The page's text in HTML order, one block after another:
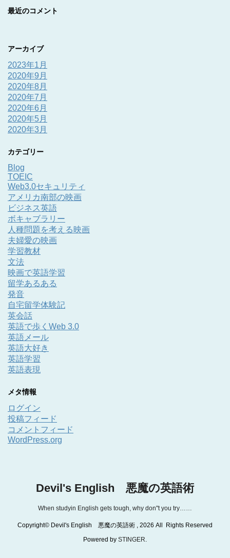
最近のコメント
アーカイブ
2023年1月
2020年9月
2020年8月
2020年7月
2020年6月
2020年5月
2020年3月
カテゴリー
Blog
TOEIC
Web3.0セキュリティ
アメリカ南部の映画
ビジネス英語
ボキャブラリー
人種問題を考える映画
夫婦愛の映画
学習教材
文法
映画で英語学習
留学あるある
発音
自宅留学体験記
英会話
英語で歩くWeb 3.0
英語メール
英語大好き
英語学習
英語表現
メタ情報
ログイン
投稿フィード
コメントフィード
WordPress.org
Devil's English 悪魔の英語術
When studyin English gets tough, why don"t you try……
Copyright© Devil's English 悪魔の英語術 , 2026 All Rights Reserved
Powered by STINGER.